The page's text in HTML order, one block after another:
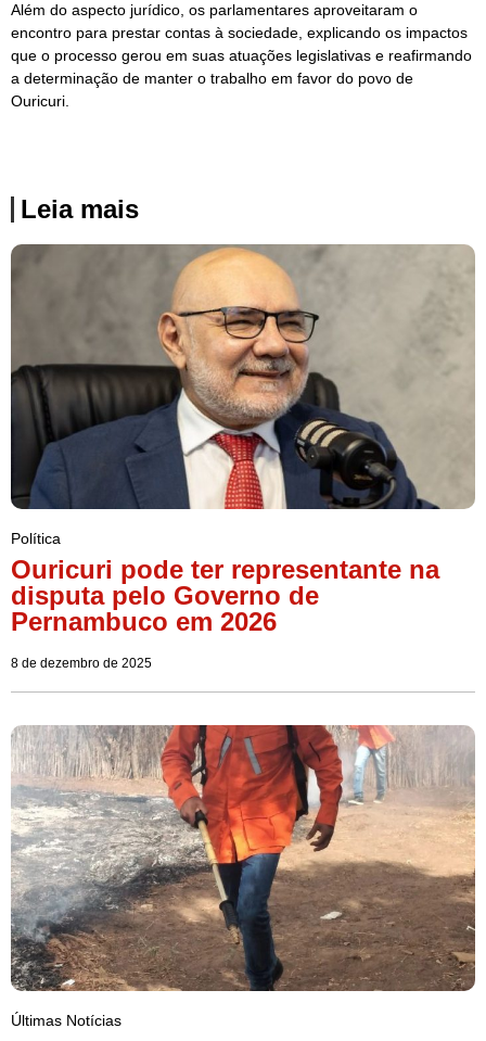
Além do aspecto jurídico, os parlamentares aproveitaram o
encontro para prestar contas à sociedade, explicando os impactos
que o processo gerou em suas atuações legislativas e reafirmando
a determinação de manter o trabalho em favor do povo de
Ouricuri.
Leia mais
Política
Ouricuri pode ter representante na
disputa pelo Governo de
Pernambuco em 2026
8 de dezembro de 2025
Últimas Notícias